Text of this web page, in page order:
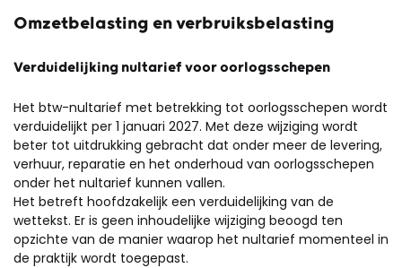
Omzetbelasting en verbruiksbelasting
Verduidelijking nultarief voor oorlogsschepen
Het btw-nultarief met betrekking tot oorlogsschepen wordt
verduidelijkt per 1 januari 2027. Met deze wijziging wordt
beter tot uitdrukking gebracht dat onder meer de levering,
verhuur, reparatie en het onderhoud van oorlogsschepen
onder het nultarief kunnen vallen.
Het betreft hoofdzakelijk een verduidelijking van de
wettekst. Er is geen inhoudelijke wijziging beoogd ten
opzichte van de manier waarop het nultarief momenteel in
de praktijk wordt toegepast.